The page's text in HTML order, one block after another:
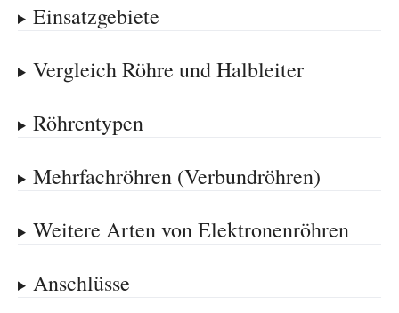
Einsatzgebiete
Vergleich Röhre und Halbleiter
Röhrentypen
Mehrfachröhren (Verbundröhren)
Weitere Arten von Elektronenröhren
Anschlüsse